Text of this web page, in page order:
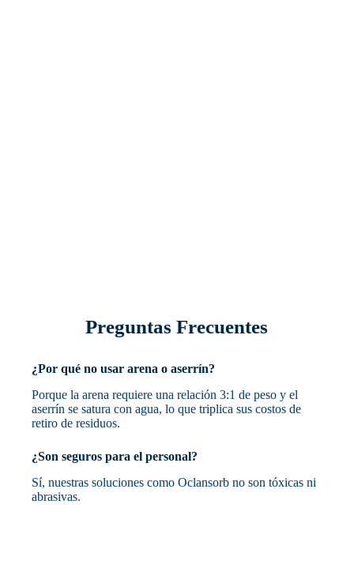
Preguntas Frecuentes
¿Por qué no usar arena o aserrín?
Porque la arena requiere una relación 3:1 de peso y el
aserrín se satura con agua, lo que triplica sus costos de
retiro de residuos.
¿Son seguros para el personal?
Sí, nuestras soluciones como Oclansorb no son tóxicas ni
abrasivas.